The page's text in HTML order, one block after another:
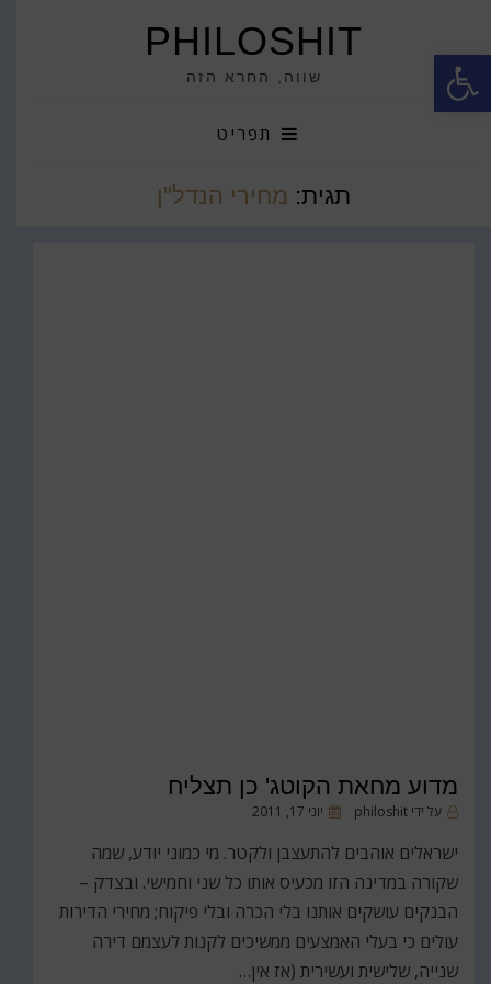
פתח סרגל נגישות PHILOSHIT
שווה, החרא הזה
תפריט
תגית: מחירי הנדל"ן
מדוע מחאת הקוטג' כן תצליח
על ידי philoshit
פורסם
יוני 17, 2011
ישראלים אוהבים להתעצבן ולקטר. מי כמוני יודע, שמה
שקורה במדינה הזו מכעיס אותו כל שני וחמישי. ובצדק –
הבנקים עושקים אותנו בלי הכרה ובלי פיקוח; מחירי הדירות
עולים כי בעלי האמצעים ממשיכים לקנות לעצמם דירה
שנייה, שלישית ועשירית (אז אין…